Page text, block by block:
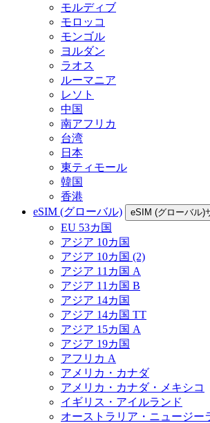
モルディブ
モロッコ
モンゴル
ヨルダン
ラオス
ルーマニア
レソト
中国
南アフリカ
台湾
日本
東ティモール
韓国
香港
eSIM (グローバル)
eSIM (グローバル)
EU 53カ国
アジア 10カ国
アジア 10カ国 (2)
アジア 11カ国 A
アジア 11カ国 B
アジア 14カ国
アジア 14カ国 TT
アジア 15カ国 A
アジア 19カ国
アフリカ A
アメリカ・カナダ
アメリカ・カナダ・メキシコ
イギリス・アイルランド
オーストラリア・ニュージー